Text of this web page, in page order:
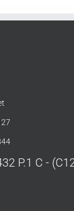
P.1 C -